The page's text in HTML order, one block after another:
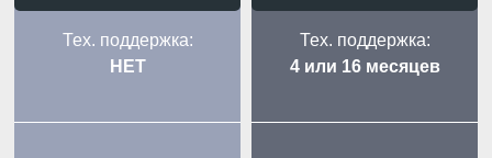
Тех. поддержка:
НЕТ
Тех. поддержка:
4 или 16 месяцев